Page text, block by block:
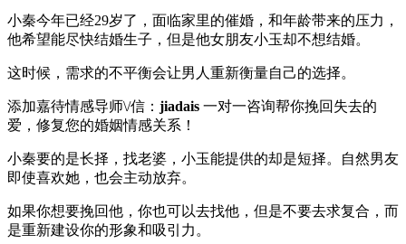
小秦今年已经29岁了，面临家里的催婚，和年龄带来的压力，
他希望能尽快结婚生子，但是他女朋友小玉却不想结婚。
这时候，需求的不平衡会让男人重新衡量自己的选择。
添加嘉待情感导师\/信： jiadais 一对一咨询帮你挽回失去的
爱，修复您的婚姻情感关系！
小秦要的是长择，找老婆，小玉能提供的却是短择。自然男友
即使喜欢她，也会主动放弃。
如果你想要挽回他，你也可以去找他，但是不要去求复合，而
是重新建设你的形象和吸引力。